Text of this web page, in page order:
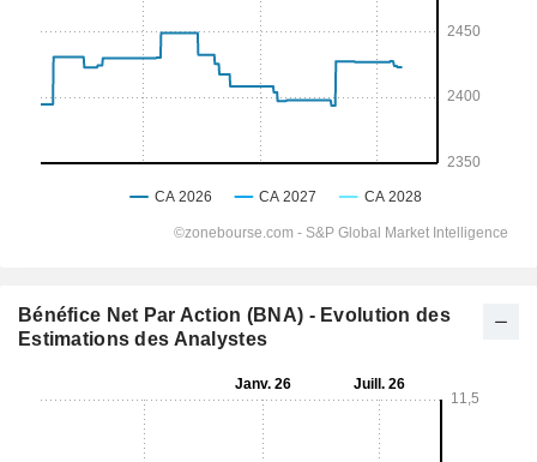
Bénéfice Net Par Action (BNA) - Evolution des
Estimations des Analystes